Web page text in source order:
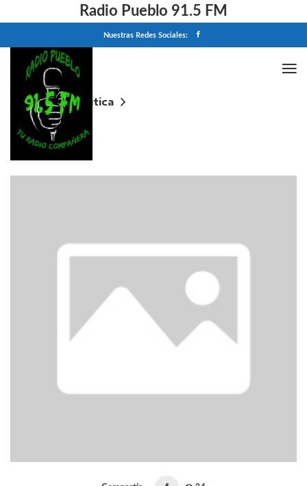
Radio Pueblo 91.5 FM
Nuestras Redes Sociales:
Home
Politica
Plazo fijo UVA: ¿ganan atractivo tras la baja de
tasas?